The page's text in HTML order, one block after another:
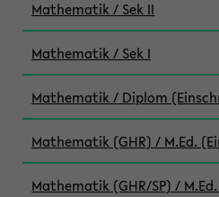
Mathematik / Sek II
Mathematik / Sek I
Mathematik / Diplom
Mathematik (GHR) / M.Ed.
Mathematik (GHR/SP) /